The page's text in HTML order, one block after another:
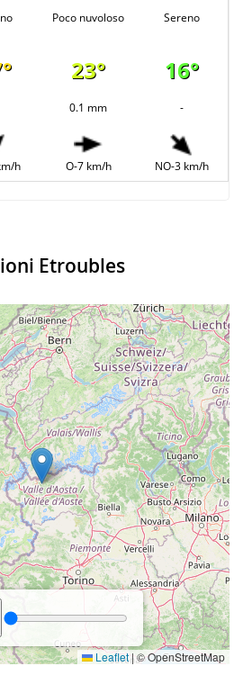
Poco nuvoloso Sereno
23° 16°
0.1 mm -
h O-7 km/h NO-3 km/h
Etroubles